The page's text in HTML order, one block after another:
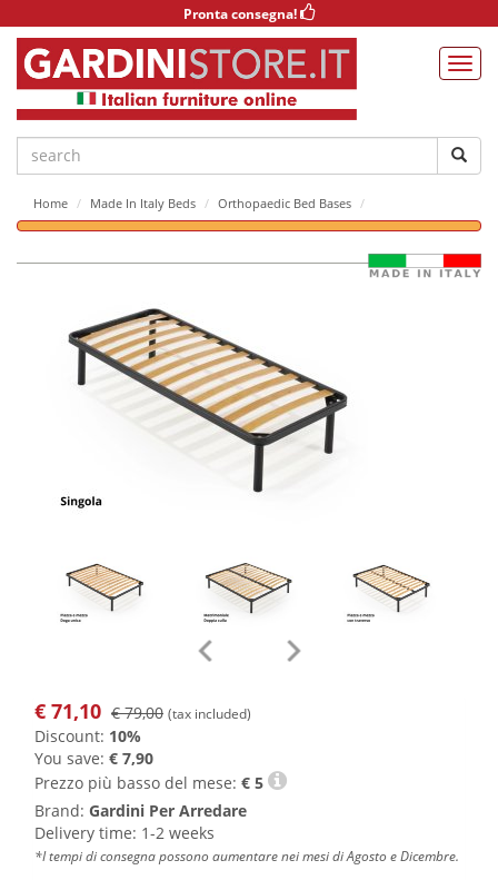
Pronta consegna!
Home Made In Italy Beds Orthopaedic Bed Bases
€ 71,10 € 79,00 (tax included)
Discount: 10%
You save: € 7,90
Prezzo più basso del mese: € 5
Brand: Gardini Per Arredare
Delivery time: 1-2 weeks
*I tempi di consegna possono aumentare nei mesi di Agosto e Dicembre.